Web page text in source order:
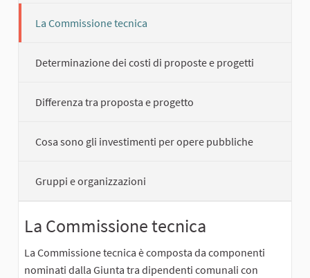
La Commissione tecnica
Determinazione dei costi di proposte e progetti
Differenza tra proposta e progetto
Cosa sono gli investimenti per opere pubbliche
Gruppi e organizzazioni
La Commissione tecnica
La Commissione tecnica è composta da componenti
nominati dalla Giunta tra dipendenti comunali con